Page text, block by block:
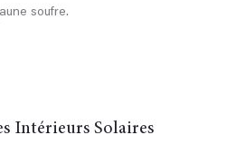
soufre.
Intérieurs Solaires